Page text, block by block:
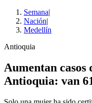
Semana|
Nación|
Medellín
Antioquia
Aumentan casos
Antioquia: van